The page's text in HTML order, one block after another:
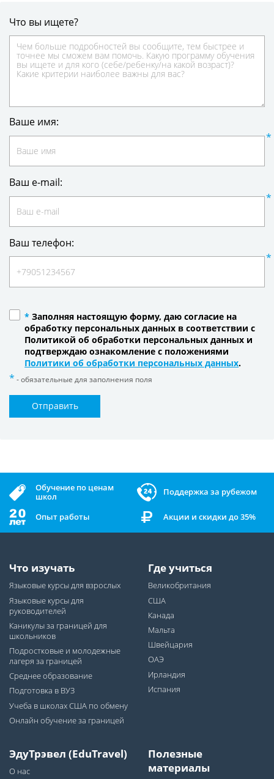
Что вы ищете?
Ваше имя:
Ваш e-mail:
Ваш телефон:
* Заполняя настоящую форму, даю согласие на
обработку персональных данных в соответствии с
Политикой об обработки персональных данных и
подтверждаю ознакомление с положениями
Политики об обработки персональных данных.
- обязательные для заполнения поля
Отправить
Обучение по ценам
школ
Поддержка за рубежом
Опыт работы Акции и скидки до 35%
Что изучать
Языковые курсы для взрослых
Языковые курсы для
руководителей
Каникулы за границей для
школьников
Подростковые и молодежные
лагеря за границей
Среднее образование
Подготовка в ВУЗ
Учеба в школах США по обмену
Онлайн обучение за границей
Где учиться
Великобритания
США
Канада
Мальта
Швейцария
ОАЭ
Ирландия
Испания
ЭдуТрэвел (EduTravel)
О нас
Полезные
материалы